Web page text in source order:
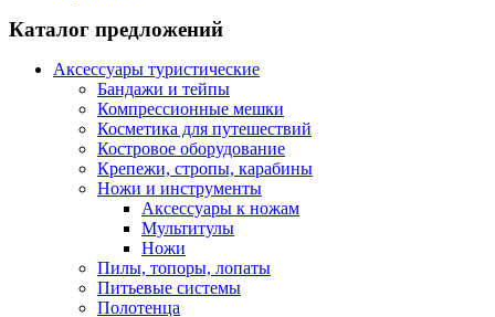
Каталог предложений
Аксессуары туристические
Бандажи и тейпы
Компрессионные мешки
Косметика для путешествий
Костровое оборудование
Крепежи, стропы, карабины
Ножи и инструменты
Аксессуары к ножам
Мультитулы
Ножи
Пилы, топоры, лопаты
Питьевые системы
Полотенца